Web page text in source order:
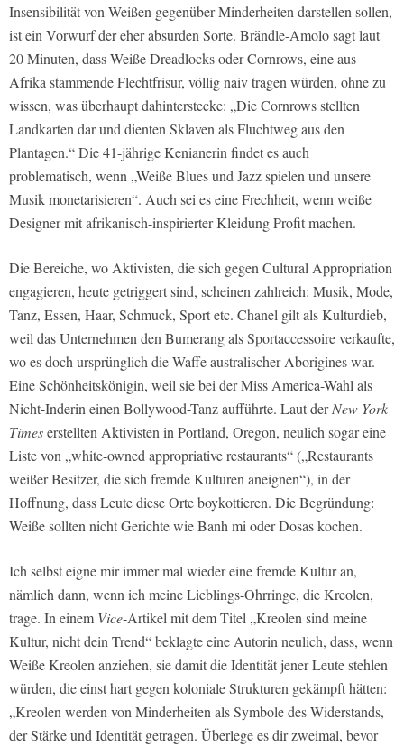
Insensibilität von Weißen gegenüber Minderheiten darstellen sollen,
ist ein Vorwurf der eher absurden Sorte. Brändle-Amolo sagt laut
20 Minuten, dass Weiße Dreadlocks oder Cornrows, eine aus
Afrika stammende Flechtfrisur, völlig naiv tragen würden, ohne zu
wissen, was überhaupt dahinterstecke: „Die Cornrows stellten
Landkarten dar und dienten Sklaven als Fluchtweg aus den
Plantagen.“ Die 41-jährige Kenianerin findet es auch
problematisch, wenn „Weiße Blues und Jazz spielen und unsere
Musik monetarisieren“. Auch sei es eine Frechheit, wenn weiße
Designer mit afrikanisch-inspirierter Kleidung Profit machen.
Die Bereiche, wo Aktivisten, die sich gegen Cultural Appropriation
engagieren, heute getriggert sind, scheinen zahlreich: Musik, Mode,
Tanz, Essen, Haar, Schmuck, Sport etc. Chanel gilt als Kulturdieb,
weil das Unternehmen den Bumerang als Sportaccessoire verkaufte,
wo es doch ursprünglich die Waffe australischer Aborigines war.
Eine Schönheitskönigin, weil sie bei der Miss America-Wahl als
Nicht-Inderin einen Bollywood-Tanz aufführte. Laut derNew York
Timeserstellten Aktivisten in Portland, Oregon, neulich sogar eine
Liste von „white-owned appropriative restaurants“ („Restaurants
weißer Besitzer, die sich fremde Kulturen aneignen“), in der
Hoffnung, dass Leute diese Orte boykottieren. Die Begründung:
Weiße sollten nicht Gerichte wie Banh mi oder Dosas kochen.
Ich selbst eigne mir immer mal wieder eine fremde Kultur an,
nämlich dann, wenn ich meine Lieblings-Ohrringe, die Kreolen,
trage. In einem Vice-Artikel mit dem Titel „Kreolen sind meine
Kultur, nicht dein Trend“ beklagte eine Autorin neulich, dass, wenn
Weiße Kreolen anziehen, sie damit die Identität jener Leute stehlen
würden, die einst hart gegen koloniale Strukturen gekämpft hätten:
„Kreolen werden von Minderheiten als Symbole des Widerstands,
der Stärke und Identität getragen. Überlege es dir zweimal, bevor